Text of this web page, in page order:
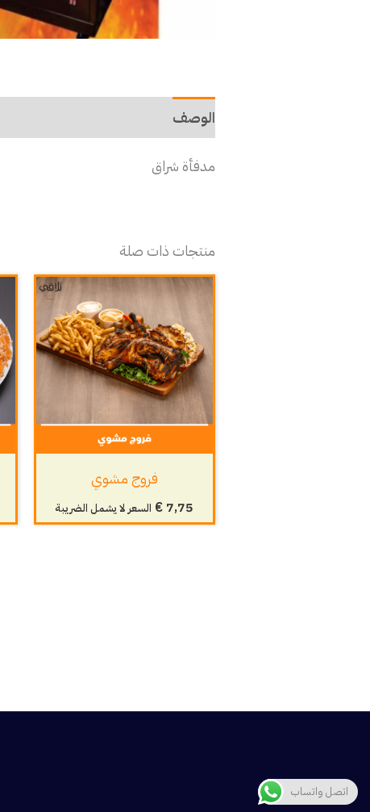
الوصف
مدفأة شراق
منتجات ذات صلة
فروج مشوي
€ 7,75 السعر لا يشمل الضريبة
اتصل واتساب